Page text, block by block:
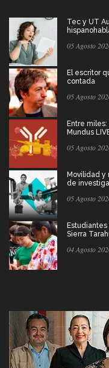
Tec y UT
05 Agosto
El escritor
contada
05 Agosto
Entre
Mundus
05 Agosto
Movilidad y
de
05 Agosto
Sierra
04 Agosto